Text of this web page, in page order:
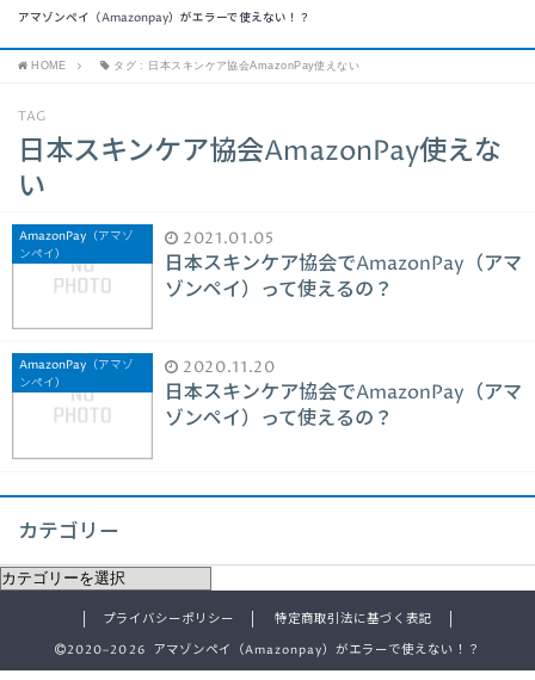
アマゾンペイ（Amazonpay）がエラーで使えない！？
HOME タグ : 日本スキンケア協会AmazonPay使えない
TAG
日本スキンケア協会AmazonPay使えな
い
AmazonPay（アマゾ
ンペイ）
2021.01.05
日本スキンケア協会でAmazonPay（アマ
ゾンペイ）って使えるの？
AmazonPay（アマゾ
ンペイ）
2020.11.20
日本スキンケア協会でAmazonPay（アマ
ゾンペイ）って使えるの？
カテゴリー
プライバシーポリシー
特定商取引法に基づく表記
2020–2026 アマゾンペイ（Amazonpay）がエラーで使えない！？